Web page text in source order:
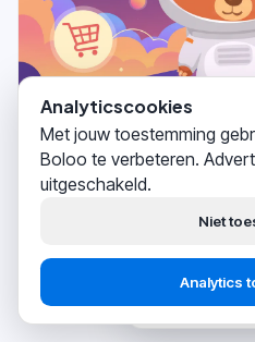
Verkopen op Bol 2026-03-25
Bol.com Verkoper
Start gratis
Analyticscookies
Met jouw toestemming
Boloo te verbeteren.
uitgeschakeld.
Niet
Analytics